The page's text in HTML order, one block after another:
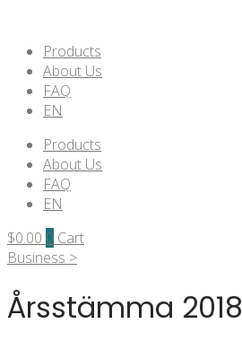
Products
About Us
FAQ
EN
Products
About Us
FAQ
EN
$0.00 0 Cart
Business >
Årsstämma 2018